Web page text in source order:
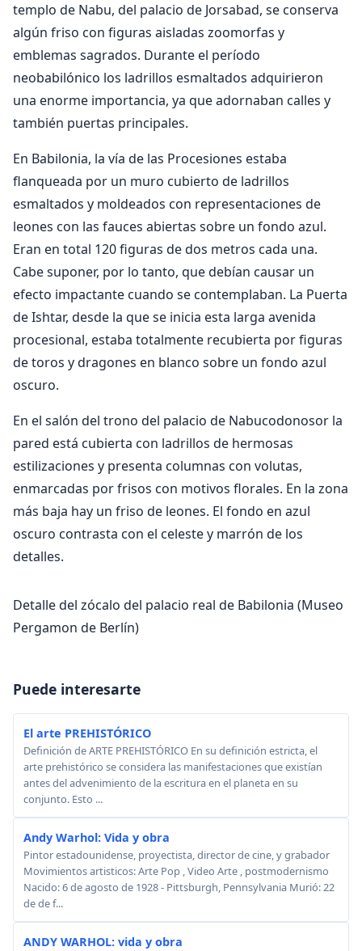
templo de Nabu, del palacio de Jorsabad, se conserva
algún friso con figuras aisladas zoomorfas y
emblemas sagrados. Durante el período
neobabilónico los ladrillos esmaltados adquirieron
una enorme importancia, ya que adornaban calles y
también puertas principales.
En Babilonia, la vía de las Procesiones estaba
flanqueada por un muro cubierto de ladrillos
esmaltados y moldeados con representaciones de
leones con las fauces abiertas sobre un fondo azul.
Eran en total 120 figuras de dos metros cada una.
Cabe suponer, por lo tanto, que debían causar un
efecto impactante cuando se contemplaban. La Puerta
de Ishtar, desde la que se inicia esta larga avenida
procesional, estaba totalmente recubierta por figuras
de toros y dragones en blanco sobre un fondo azul
oscuro.
En el salón del trono del palacio de Nabucodonosor la
pared está cubierta con ladrillos de hermosas
estilizaciones y presenta columnas con volutas,
enmarcadas por frisos con motivos florales. En la zona
más baja hay un friso de leones. El fondo en azul
oscuro contrasta con el celeste y marrón de los
detalles.
Detalle del zócalo del palacio real de Babilonia (Museo
Pergamon de Berlín)
Puede interesarte
El arte PREHISTÓRICO
Definición de ARTE PREHISTÓRICO En su definición estricta, el
arte prehistórico se considera las manifestaciones que existían
antes del advenimiento de la escritura en el planeta en su
conjunto. Esto ...
Andy Warhol: Vida y obra
Pintor estadounidense, proyectista, director de cine, y grabador
Movimientos artisticos: Arte Pop , Video Arte , postmodernismo
Nacido: 6 de agosto de 1928 - Pittsburgh, Pennsylvania Murió: 22
de de f...
ANDY WARHOL: vida y obra